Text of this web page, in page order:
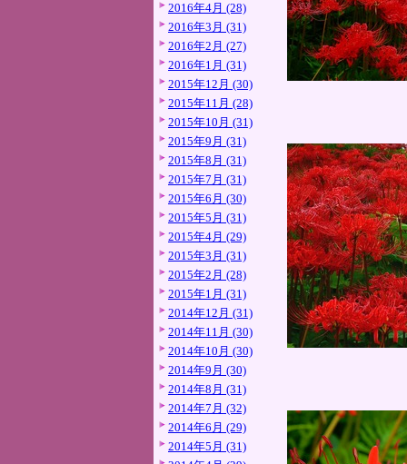
2016年4月 (28)
2016年3月 (31)
2016年2月 (27)
2016年1月 (31)
2015年12月 (30)
2015年11月 (28)
2015年10月 (31)
2015年9月 (31)
2015年8月 (31)
2015年7月 (31)
2015年6月 (30)
2015年5月 (31)
2015年4月 (29)
2015年3月 (31)
2015年2月 (28)
2015年1月 (31)
2014年12月 (31)
2014年11月 (30)
2014年10月 (30)
2014年9月 (30)
2014年8月 (31)
2014年7月 (32)
2014年6月 (29)
2014年5月 (31)